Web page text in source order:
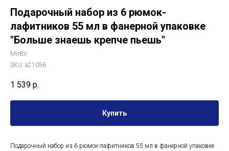
Подарочный набор из 6 рюмок-
лафитников 55 мл в фанерной упаковке
"Больше знаешь крепче пьешь"
MirBir
SKU: a21056
1 539 р.
Купить
Подарочный набор из 6 рюмок-лафитников 55 мл в фанерной упаковке